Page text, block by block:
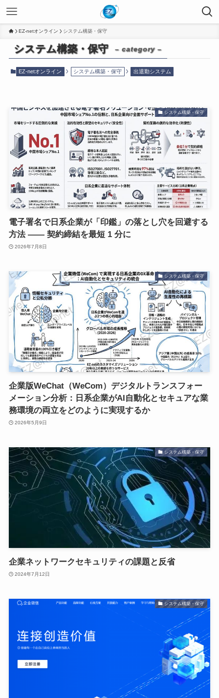
EZ-netオンライン システム構築・保守
システム構築・保守 – category –
EZ-netオンライン システム構築・保守 出退勤システム
システム構築・保守
電子署名で日系企業が「印鑑」の落とし穴を回避する
方法 —— 契約締結を最短 1 分に
2026年7月8日
システム構築・保守
企業版WeChat（WeCom）デジタルトランスフォー
メーション分析：日系企業がAI自動化とセキュアな業
務環境の両立をどのように実現するか
2026年5月9日
システム構築・保守
企業ネットワークセキュリティの課題と反省
2024年7月12日
システム構築・保守